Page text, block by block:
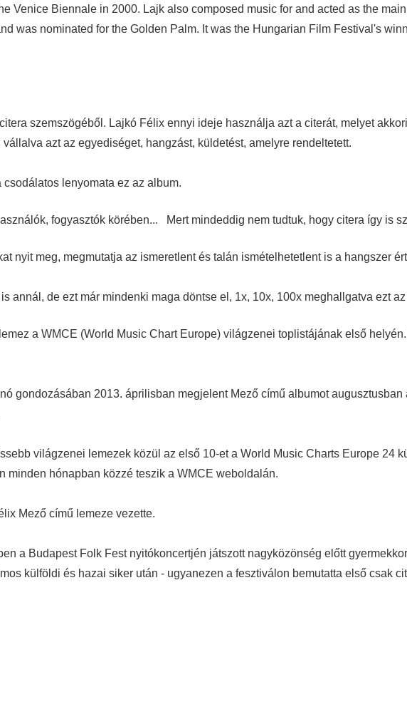
Venice Biennale in 2000. Lajk also composed music for and acted as the
was nominated for the Golden Palm. It was the Hungarian Film Festival's
szemszögéből. Lajkó Félix ennyi ideje használja azt a citerát, melyet
vállalva azt az egyediséget, hangzást, küldetést, amelyre rendeltetett.
lenyomata ez az album.
fogyasztók körében... Mert mindeddig nem tudtuk, hogy citera így is
nyit meg, megmutatja az ismeretlent és talán ismételhetetlent is a hangszer
annál, de ezt már mindenki maga döntse el, 1x, 10x, 100x meghallgatva ezt
a WMCE (World Music Chart Europe) világzenei toplistájának első
gondozásában 2013. áprilisban megjelent Mező című albumot
világzenei lemezek közül az első 10-et a World Music Charts Europe 24
minden hónapban közzé teszik a WMCE weboldalán.
Mező című lemeze vezette.
a Budapest Folk Fest nyitókoncertjén játszott nagyközönség előtt
külföldi és hazai siker után - ugyanezen a fesztiválon bemutatta első csak